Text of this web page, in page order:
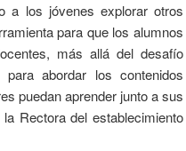
a los jóvenes explorar otros
para que los alumnos
más allá del desafío
para abordar los contenidos
puedan aprender junto a sus
Rectora del establecimiento